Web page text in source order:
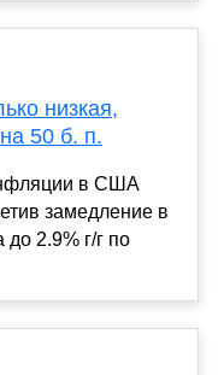
низкая,
50 б. п.
в США
замедление в
до 2.9% г/г по